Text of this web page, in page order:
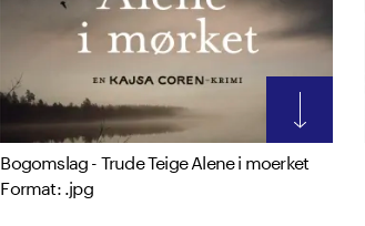
Bogomslag - Trude Teige Alene i moerket
Format: .jpg